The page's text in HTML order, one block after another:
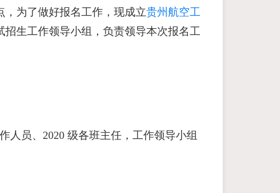
，为了做好报名工作，现成立贵州航空工
生工作领导小组，负责领导本次报名工
人员、2020 级各班主任，工作领导小组